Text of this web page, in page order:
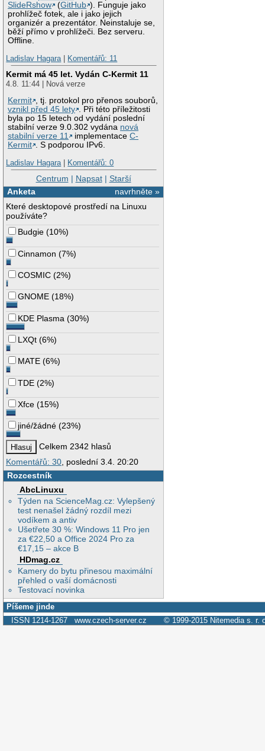
SlideRshow
(GitHub ). Funguje jako
prohlížeč fotek, ale i jako jejich
organizér a prezentátor. Neinstaluje se,
běží přímo v prohlížeči. Bez serveru.
Offline.
Ladislav Hagara| Komentářů: 11
Kermit má 45 let. Vydán C-Kermit 11
4.8. 11:44 | Nová verze
Kermit , tj. protokol pro přenos souborů,
vznikl před 45 lety . Při této příležitosti
byla po 15 letech od vydání poslední
stabilní verze 9.0.302 vydána nová
stabilní verze 11
implementaceC-
Kermit . S podporou IPv6.
Ladislav Hagara| Komentářů: 0
Centrum | Napsat| Starší
navrhněte »
Anketa
Které desktopové prostředí na Linuxu
používáte?
Budgie (10%)
Cinnamon (7%)
COSMIC (2%)
GNOME (18%)
KDE Plasma (30%)
LXQt (6%)
MATE (6%)
TDE (2%)
Xfce (15%)
jiné/žádné (23%)
Celkem 2342 hlasů
Komentářů: 30 , poslední 3.4. 20:20
Rozcestník
AbcLinuxu
Týden na ScienceMag.cz: Vylepšený
test nenašel žádný rozdíl mezi
vodíkem a antiv
Ušetřete 30 %: Windows 11 Pro jen
za €22,50 a Office 2024 Pro za
€17,15 – akce B
HDmag.cz
Kamery do bytu přinesou maximální
přehled o vaší domácnosti
Testovací novinka
Píšeme jinde
ISSN 1214-1267 www.czech-server.cz © 1999-2015 Nitemedia s. r.